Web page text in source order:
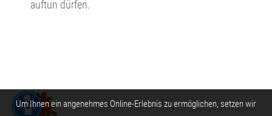
auftun dürfen.
Um Ihnen ein angenehmes Online-Erlebnis zu ermöglichen, setzen wir